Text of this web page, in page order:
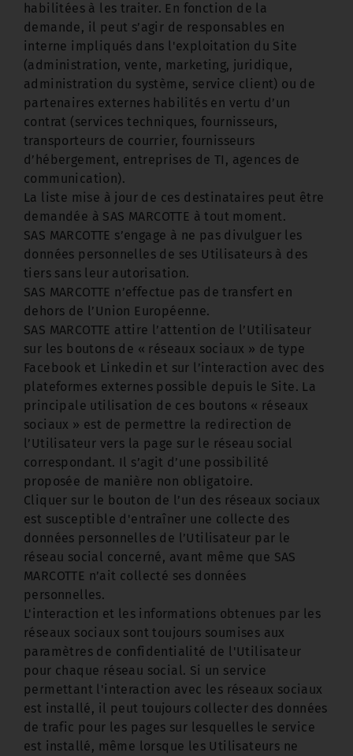
habilitées à les traiter. En fonction de la
demande, il peut s’agir de responsables en
interne impliqués dans l'exploitation du Site
(administration, vente, marketing, juridique,
administration du système, service client) ou de
partenaires externes habilités en vertu d’un
contrat (services techniques, fournisseurs,
transporteurs de courrier, fournisseurs
d’hébergement, entreprises de TI, agences de
communication).
La liste mise à jour de ces destinataires peut être
demandée à SAS MARCOTTE à tout moment.
SAS MARCOTTE s’engage à ne pas divulguer les
données personnelles de ses Utilisateurs à des
tiers sans leur autorisation.
SAS MARCOTTE n’effectue pas de transfert en
dehors de l’Union Européenne.
SAS MARCOTTE attire l’attention de l’Utilisateur
sur les boutons de « réseaux sociaux » de type
Facebook et Linkedin et sur l’interaction avec des
plateformes externes possible depuis le Site. La
principale utilisation de ces boutons « réseaux
sociaux » est de permettre la redirection de
l’Utilisateur vers la page sur le réseau social
correspondant. Il s’agit d’une possibilité
proposée de manière non obligatoire.
Cliquer sur le bouton de l’un des réseaux sociaux
est susceptible d'entraîner une collecte des
données personnelles de l’Utilisateur par le
réseau social concerné, avant même que SAS
MARCOTTE n’ait collecté ses données
personnelles.
L'interaction et les informations obtenues par les
réseaux sociaux sont toujours soumises aux
paramètres de confidentialité de l'Utilisateur
pour chaque réseau social. Si un service
permettant l'interaction avec les réseaux sociaux
est installé, il peut toujours collecter des données
de trafic pour les pages sur lesquelles le service
est installé, même lorsque les Utilisateurs ne